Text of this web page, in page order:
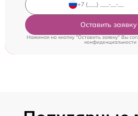
Оставить заявку
Нажимая на кнопку "Оставить заявку" Вы
конфиденциальности